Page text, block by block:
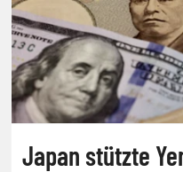
Japan stützte